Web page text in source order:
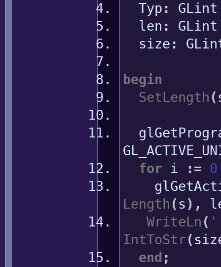
Typ :
len :
size :
begin
SetLength (
for i := 0
Length (s) ,
WriteLn (
IntToStr(
end ;